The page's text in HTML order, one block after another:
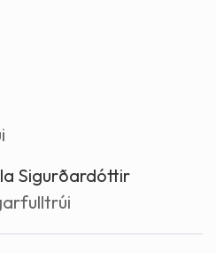
Sigurðardóttir